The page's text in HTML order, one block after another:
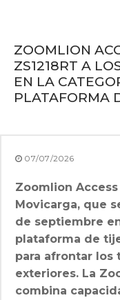
ZOOMLION
ZS1218RT A
EN LA
PLATAFORMA
07/07/2026
Zoomlion
Movicarga, que
de septiembre
plataforma de
para afrontar los
exteriores. La
combina